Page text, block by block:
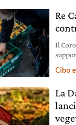
Re
Il
Cibo
La